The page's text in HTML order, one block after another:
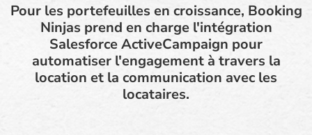
Pour les portefeuilles en croissance, Booking
Ninjas prend en charge l'intégration
Salesforce ActiveCampaign pour
automatiser l'engagement à travers la
location et la communication avec les
locataires.